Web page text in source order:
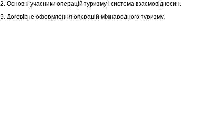
2. Основні учасники операцій туризму і система взаємовідносин.
5. Договірне оформлення операцій міжнародного туризму.